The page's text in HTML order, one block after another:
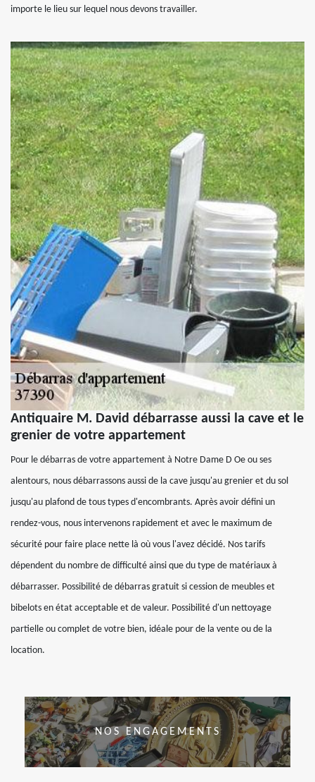
importe le lieu sur lequel nous devons travailler.
Antiquaire M. David débarrasse aussi la cave et le
grenier de votre appartement
Pour le débarras de votre appartement à Notre Dame D Oe ou ses
alentours, nous débarrassons aussi de la cave jusqu'au grenier et du sol
jusqu'au plafond de tous types d'encombrants. Après avoir défini un
rendez-vous, nous intervenons rapidement et avec le maximum de
sécurité pour faire place nette là où vous l'avez décidé. Nos tarifs
dépendent du nombre de difficulté ainsi que du type de matériaux à
débarrasser. Possibilité de débarras gratuit si cession de meubles et
bibelots en état acceptable et de valeur. Possibilité d'un nettoyage
partielle ou complet de votre bien, idéale pour de la vente ou de la
location.
NOS ENGAGEMENTS